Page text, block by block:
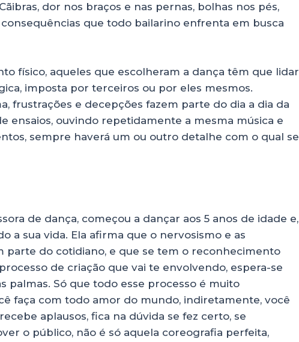
dor nos braços e nas pernas, bolhas nos pés,
que todo bailarino enfrenta em busca
físico, aqueles que escolheram a dança têm que lidar
imposta por terceiros ou por eles mesmos.
frustrações e decepções fazem parte do dia a dia da
ensaios, ouvindo repetidamente a mesma música e
sempre haverá um ou outro detalhe com o qual se
de dança, começou a dançar aos 5 anos de idade e,
a sua vida. Ela afirma que o nervosismo e as
parte do cotidiano, e que se tem o reconhecimento
de criação que vai te envolvendo, espera-se
palmas. Só que todo esse processo é muito
faça com todo amor do mundo, indiretamente, você
aplausos, fica na dúvida se fez certo, se
o público, não é só aquela coreografia perfeita,